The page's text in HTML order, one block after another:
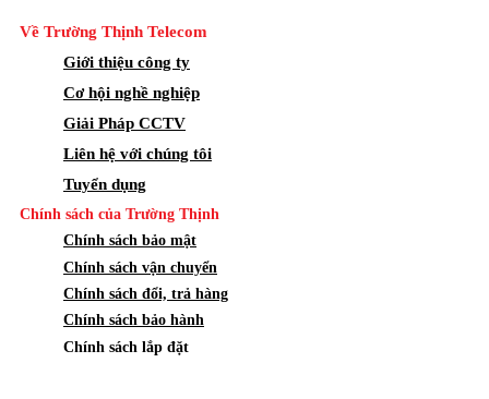
Về Trường Thịnh Telecom
Giới thiệu công ty
Cơ hội nghề nghiệp
Giải Pháp CCTV
Liên hệ với chúng tôi
Tuyển dụng
Chính sách của Trường Thịnh
Chính sách bảo mật
Chính sách vận chuyển
Chính sách đổi, trả hàng
Chính sách bảo hành
Chính sách lắp đặt